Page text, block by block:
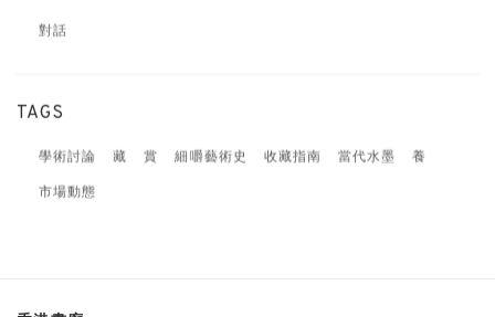
對話
TAGS
學術討論 藏 賞 細嚼藝術史 收藏指南 當代水墨 養
市場動態